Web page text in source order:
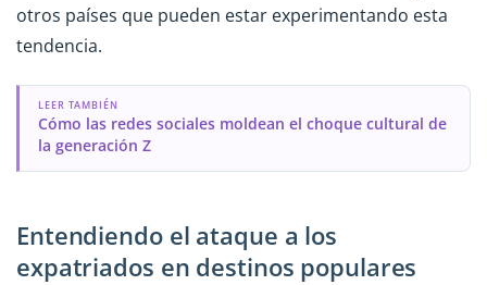
otros países que pueden estar experimentando esta
tendencia.
LEER TAMBIÉN
Cómo las redes sociales moldean el choque cultural de
la generación Z
Entendiendo el ataque a los
expatriados en destinos populares